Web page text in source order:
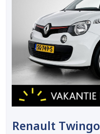
Renault Twingo